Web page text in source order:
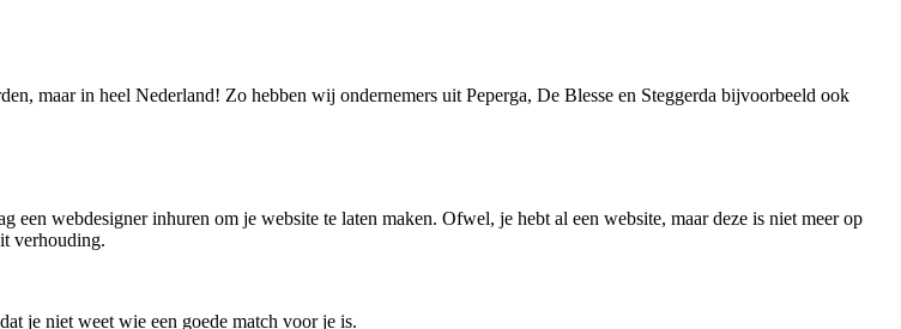
maar in heel Nederland! Zo hebben wij ondernemers uit Peperga, De Blesse en Steggerda bijvoorbeeld ook
webdesigner inhuren om je website te laten maken. Ofwel, je hebt al een website, maar deze is niet meer op
verhouding.
je niet weet wie een goede match voor je is.